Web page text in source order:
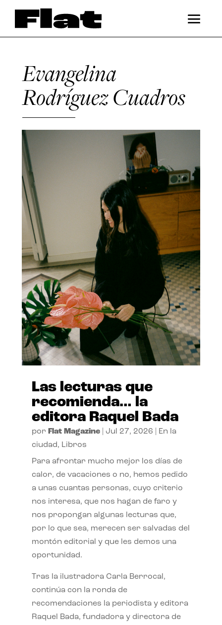
Evangelina
Rodríguez Cuadros
Las lecturas que
recomienda… la
editora Raquel Bada
por Flat Magazine| Jul 27, 2026
En la
ciudad, Libros
Para afrontar mucho mejor los días de
calor, de vacaciones o no, hemos pedido
a unas cuantas personas, cuyo criterio
nos interesa, que nos hagan de faro y
nos propongan algunas lecturas que,
por lo que sea, merecen ser salvadas del
montón editorial y que les demos una
oportunidad.
Tras la ilustradora Carla Berrocal,
continúa con la ronda de
recomendaciones la periodista y editora
Raquel Bada, fundadora y directora de